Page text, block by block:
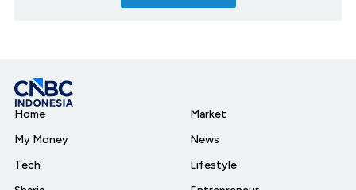
Home
My Money
Tech
Market
News
Lifestyle